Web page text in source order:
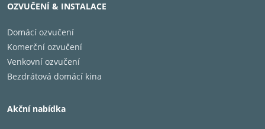
OZVUČENÍ & INSTALACE
Domácí ozvučení
Komerční ozvučení
Venkovní ozvučení
Bezdrátová domácí kina
Akční nabídka